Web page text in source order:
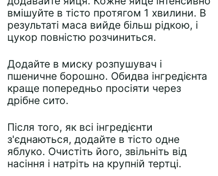
вмішуйте в тісто протягом 1 хвилини. В
результаті маса вийде більш рідкою, і
цукор повністю розчиниться.
Додайте в миску розпушувач і
пшеничне борошно. Обидва інгредієнта
краще попередньо просіяти через
дрібне сито.
Після того, як всі інгредієнти
з'єднаються, додайте в тісто одне
яблуко. Очистіть його, звільніть від
насіння і натріть на крупній тертці.